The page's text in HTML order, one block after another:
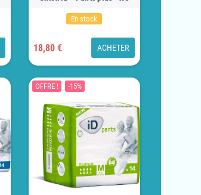
En stock
18,80 € ACHETER
OFFRE ! -15%